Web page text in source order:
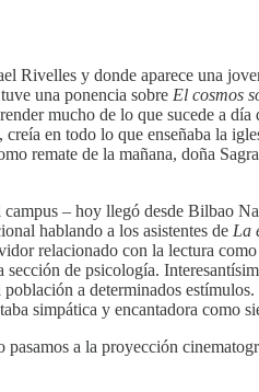
Rivelles y donde aparece una
una ponencia sobre El cosmos
mucho de lo que sucede a
en todo lo que enseñaba la
remate de la mañana, doña
– hoy llegó desde Bilbao
hablando a los asistentes de La
relacionado con la lectura
de psicología.
a determinados
simpática y encantadora como
a la proyección